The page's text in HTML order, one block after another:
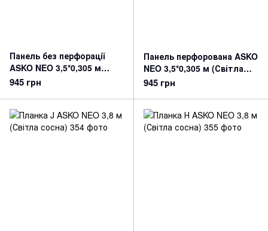
Панель без перфорації
ASKO NEO 3,5*0,305 м
(Світла сосна)
945 грн
Панель перфорована ASKO
NEO 3,5*0,305 м (Світла
сосна)
945 грн